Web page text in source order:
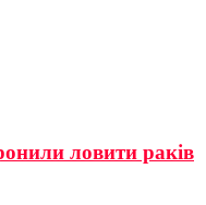
ловити раків